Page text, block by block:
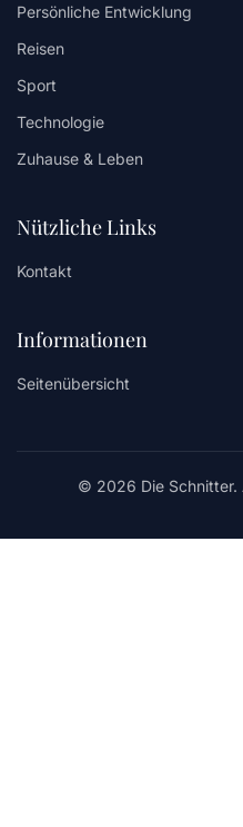
Persönliche Entwicklung
Reisen
Sport
Technologie
Zuhause & Leben
Nützliche Links
Kontakt
Informationen
Seitenübersicht
© 2026 Die Schnitter.